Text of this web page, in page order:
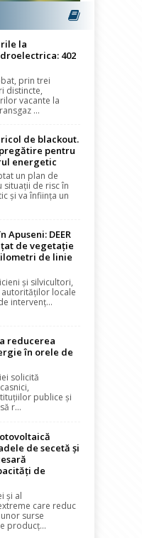
la
402
prin trei
distincte,
vacante la
...
de blackout.
pentru
energetic
un plan de
de risc în
și va înființa un
Apuseni: DEER
de vegetație
de linie
și silvicultori,
locale
intervenț...
reducerea
în orele de
solicită
publice și
r...
de secetă și
de
și al
care reduc
surse
producț...